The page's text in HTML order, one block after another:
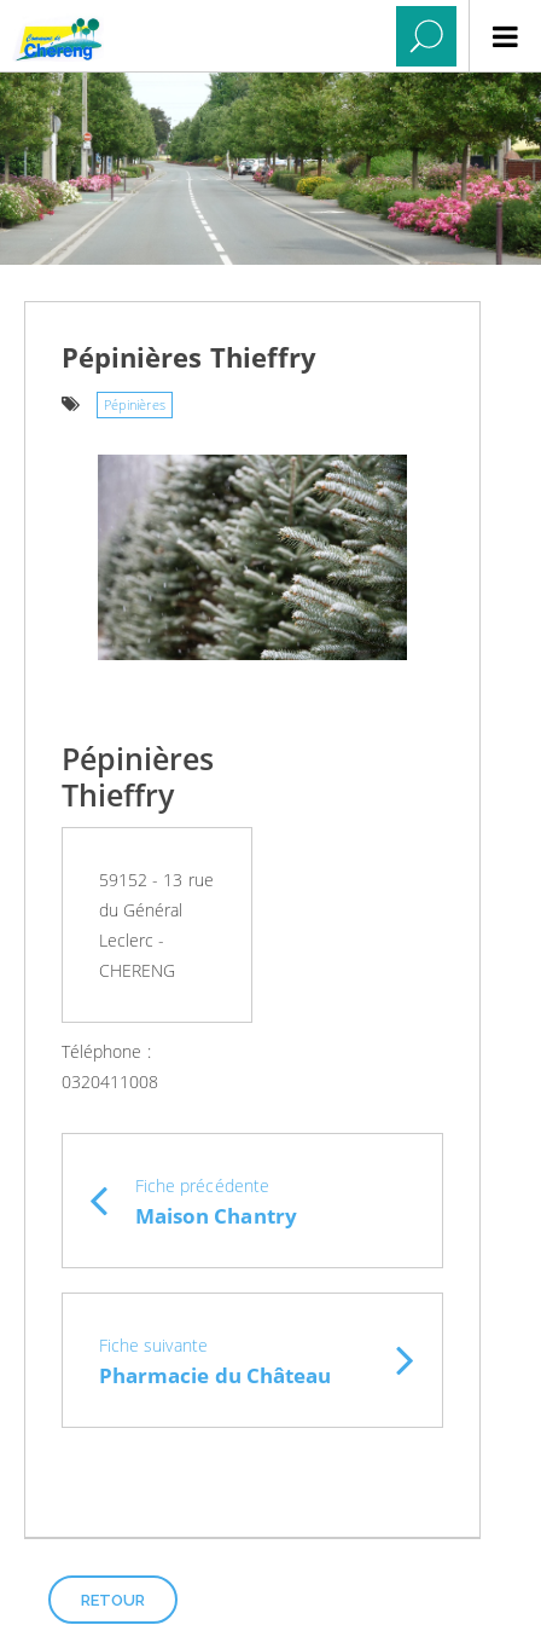
Pépinières Thieffry
Pépinières
Pépinières
Thieffry
59152 - 13 rue
du Général
Leclerc -
CHERENG
Téléphone :
0320411008
Fiche précédente
Maison Chantry
Fiche suivante
Pharmacie du Château
RETOUR